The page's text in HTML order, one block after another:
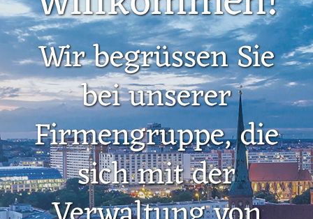
Wir begrüssen Sie
bei unserer
Firmengruppe, die
sich mit der